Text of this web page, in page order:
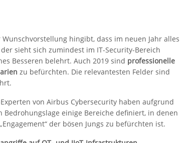
hingibt, dass im neuen Jahr alles
sieht sich zumindest im IT-Security-Bereich
Besseren belehrt. Auch 2019 sind professionelle
zu befürchten. Die relevantesten Felder sind
von Airbus Cybersecurity haben aufgrund
Bedrohungslage einige Bereiche definiert, in denen
der bösen Jungs zu befürchten ist.